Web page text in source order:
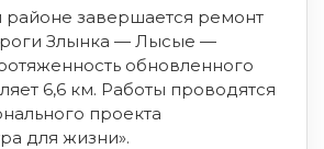
завершается ремонт
Злынка — Лысые —
обновленного
6,6 км. Работы проводятся
проекта
для жизни».